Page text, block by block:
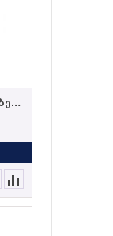
HL-2200 ქაღალდის ხელსახოცი ზეტისებრი (15ც)